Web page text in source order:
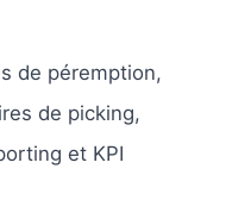
de péremption,
de picking,
et KPI